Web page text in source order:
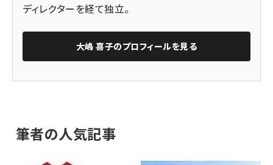
ディレクターを経て独立。
大嶋 喜子のプロフィールを見る
筆者の人気記事